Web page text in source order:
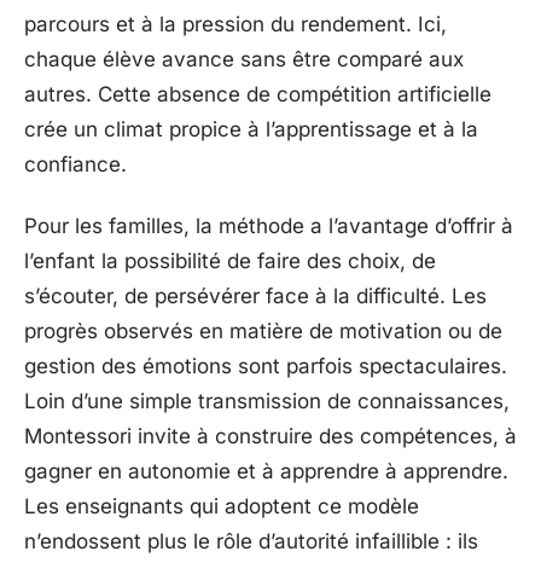
parcours et à la pression du rendement. Ici,
chaque élève avance sans être comparé aux
autres. Cette absence de compétition artificielle
crée un climat propice à l’apprentissage et à la
confiance.
Pour les familles, la méthode a l’avantage d’offrir à
l’enfant la possibilité de faire des choix, de
s’écouter, de persévérer face à la difficulté. Les
progrès observés en matière de motivation ou de
gestion des émotions sont parfois spectaculaires.
Loin d’une simple transmission de connaissances,
Montessori invite à construire des compétences, à
gagner en autonomie et à apprendre à apprendre.
Les enseignants qui adoptent ce modèle
n’endossent plus le rôle d’autorité infaillible : ils